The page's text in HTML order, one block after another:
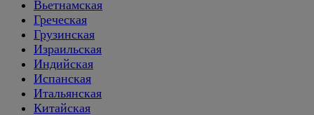
Вьетнамская
Греческая
Грузинская
Израильская
Индийская
Испанская
Итальянская
Китайская